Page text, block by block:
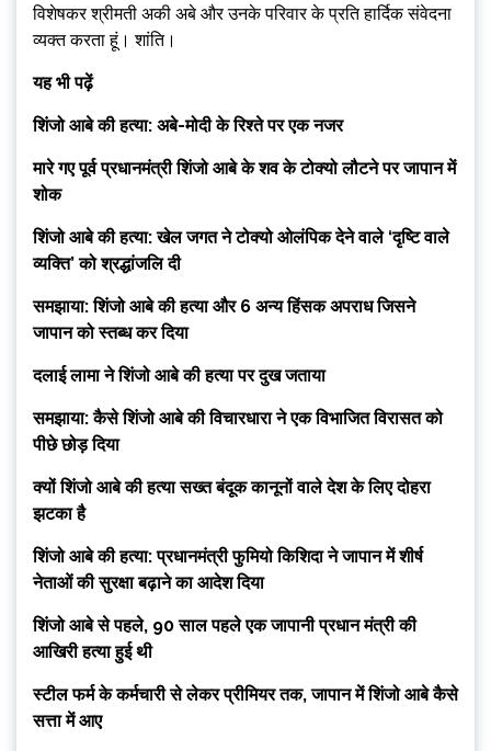
विशेषकर श्रीमती अकी अबे और उनके परिवार के प्रति हार्दिक संवेदना
व्यक्त करता हूं। शांति।
यह भी पढ़ें
शिंजो आबे की हत्या: अबे-मोदी के रिश्ते पर एक नजर
मारे गए पूर्व प्रधानमंत्री शिंजो आबे के शव के टोक्यो लौटने पर जापान में
शोक
शिंजो आबे की हत्या: खेल जगत ने टोक्यो ओलंपिक देने वाले ‘दृष्टि वाले
व्यक्ति’ को श्रद्धांजलि दी
समझाया: शिंजो आबे की हत्या और 6 अन्य हिंसक अपराध जिसने
जापान को स्तब्ध कर दिया
दलाई लामा ने शिंजो आबे की हत्या पर दुख जताया
समझाया: कैसे शिंजो आबे की विचारधारा ने एक विभाजित विरासत को
पीछे छोड़ दिया
क्यों शिंजो आबे की हत्या सख्त बंदूक कानूनों वाले देश के लिए दोहरा
झटका है
शिंजो आबे की हत्या: प्रधानमंत्री फुमियो किशिदा ने जापान में शीर्ष
नेताओं की सुरक्षा बढ़ाने का आदेश दिया
शिंजो आबे से पहले, 90 साल पहले एक जापानी प्रधान मंत्री की
आखिरी हत्या हुई थी
स्टील फर्म के कर्मचारी से लेकर प्रीमियर तक, जापान में शिंजो आबे कैसे
सत्ता में आए